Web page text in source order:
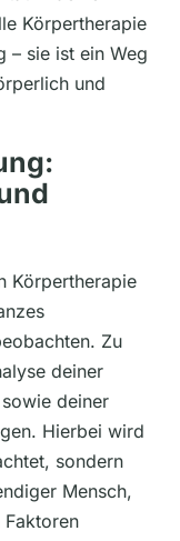
Körpertherapie
– sie ist ein Weg
und
Körpertherapie
Zu
deiner
deiner
Hierbei wird
sondern
Mensch,